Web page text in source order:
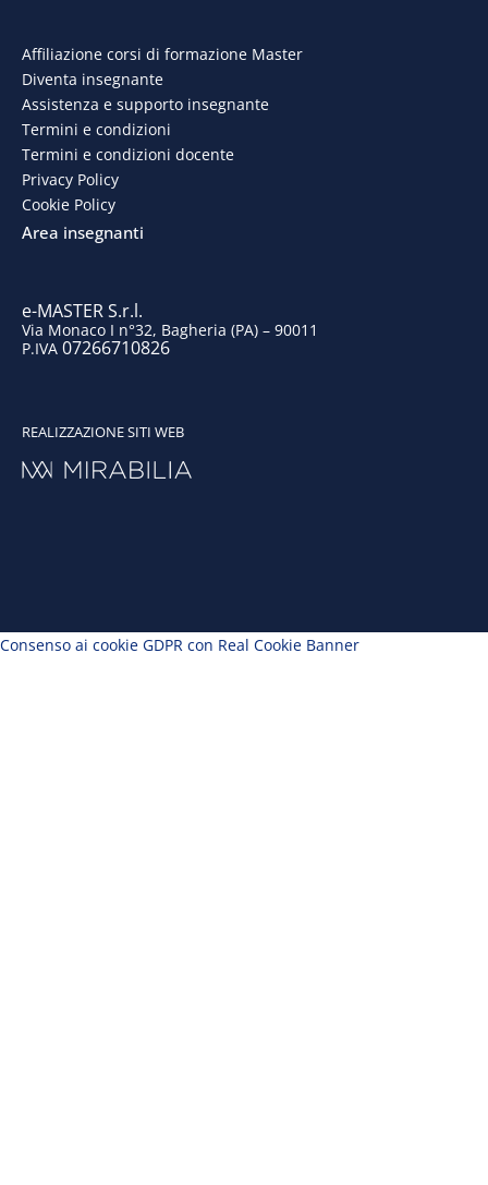
e
b
o
k
k
e
d
t
Affiliazione corsi di formazione Master
Diventa insegnante
Assistenza e supporto insegnante
Termini e condizioni
Termini e condizioni docente
Privacy Policy
Cookie Policy
Area insegnanti
e-MASTER S.r.l.
Via Monaco I n°32, Bagheria (PA) – 90011
P.IVA 07266710826
REALIZZAZIONE SITI WEB
Consenso ai cookie GDPR con Real Cookie Banner